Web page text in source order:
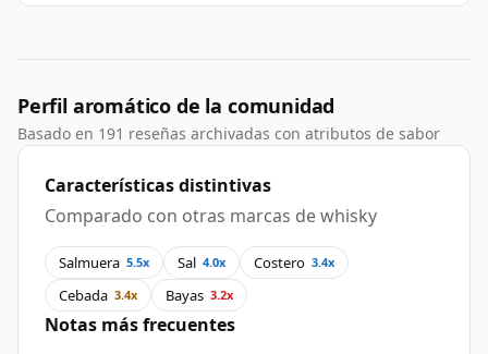
Perfil aromático de la comunidad
Basado en 191 reseñas archivadas con atributos de sabor
Características distintivas
Comparado con otras marcas de whisky
Salmuera 5.5x Sal 4.0x Costero 3.4x
Cebada 3.4x Bayas 3.2x
Notas más frecuentes